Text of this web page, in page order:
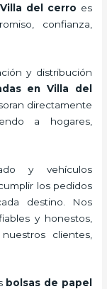
del cerro es
confianza,
y distribución
en Villa del
directamente
a hogares,
y vehículos
los pedidos
destino. Nos
y honestos,
clientes,
bolsas de papel